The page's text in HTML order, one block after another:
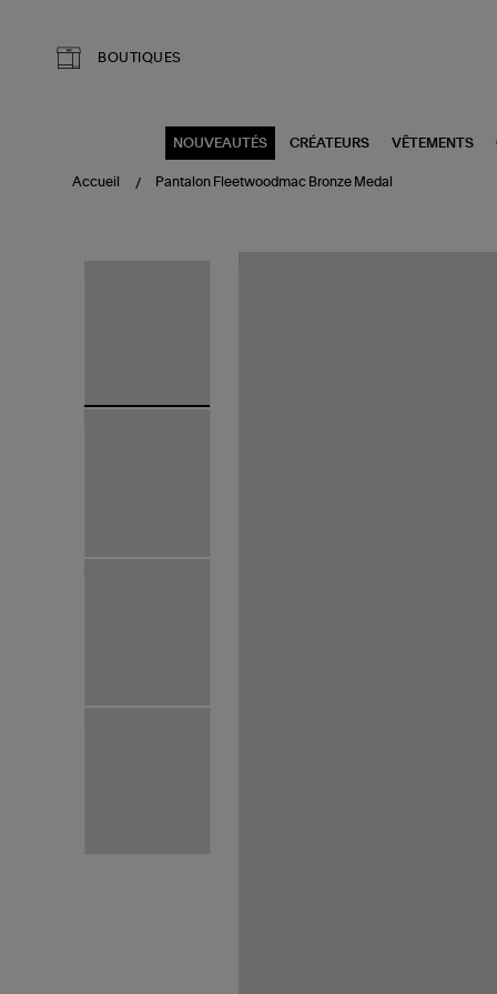
BOUTIQUES
NOUVEAUTÉS CRÉATEURS VÊTEMENTS
Accueil Pantalon Fleetwoodmac Bronze Medal